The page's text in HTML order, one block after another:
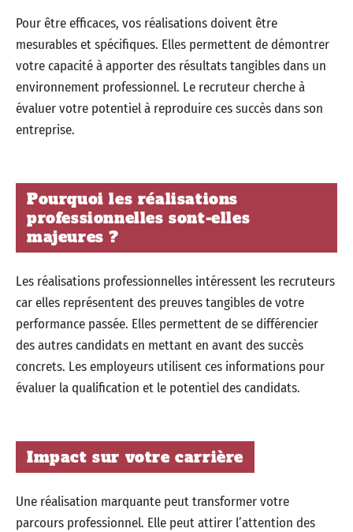
Pour être efficaces, vos réalisations doivent être
mesurables et spécifiques. Elles permettent de démontrer
votre capacité à apporter des résultats tangibles dans un
environnement professionnel. Le recruteur cherche à
évaluer votre potentiel à reproduire ces succès dans son
entreprise.
Pourquoi les réalisations
professionnelles sont-elles
majeures ?
Les réalisations professionnelles intéressent les recruteurs
car elles représentent des preuves tangibles de votre
performance passée. Elles permettent de se différencier
des autres candidats en mettant en avant des succès
concrets. Les employeurs utilisent ces informations pour
évaluer la qualification et le potentiel des candidats.
Impact sur votre carrière
Une réalisation marquante peut transformer votre
parcours professionnel. Elle peut attirer l’attention des